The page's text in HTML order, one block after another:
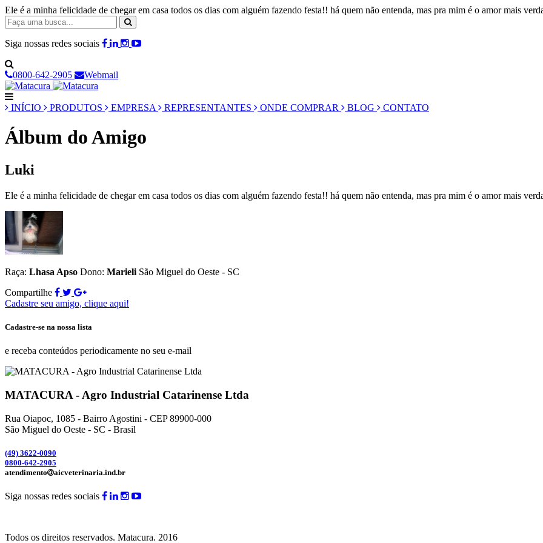
Ele é a minha felicidade de chegar em casa todos os dias com alguém fazendo festa!! há quem não entenda, mas pra mim é o amor mais
Siga nossas redes sociais
0800-642-2905 Webmail
INÍCIO PRODUTOS EMPRESA REPRESENTANTES ONDE COMPRAR BLOG CONTATO
Álbum do Amigo
Luki
Ele é a minha felicidade de chegar em casa todos os dias com alguém fazendo festa!! há quem não entenda, mas pra mim é o amor mais
Raça: Lhasa Apso Dono: Marieli São Miguel do Oeste - SC
Compartilhe
Cadastre seu amigo, clique aqui!
Cadastre-se na nossa lista
e receba conteúdos periodicamente no seu e-mail
MATACURA - Agro Industrial Catarinense Ltda
Rua Oiapoc, 1085 - Bairro Agostini - CEP 89900-000
São Miguel do Oeste - SC - Brasil
(49) 3622-0090
0800-642-2905
atendimento
aicveterinaria.ind.br
Siga nossas redes sociais
Todos os direitos reservados. Matacura. 2016